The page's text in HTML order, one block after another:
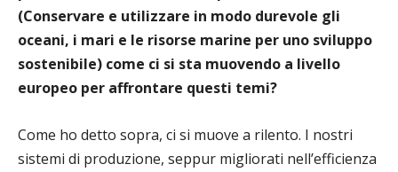
(Conservare e utilizzare in modo durevole gli
oceani, i mari e le risorse marine per uno sviluppo
sostenibile) come ci si sta muovendo a livello
europeo per affrontare questi temi?
Come ho detto sopra, ci si muove a rilento. I nostri
sistemi di produzione, seppur migliorati nell’efficienza